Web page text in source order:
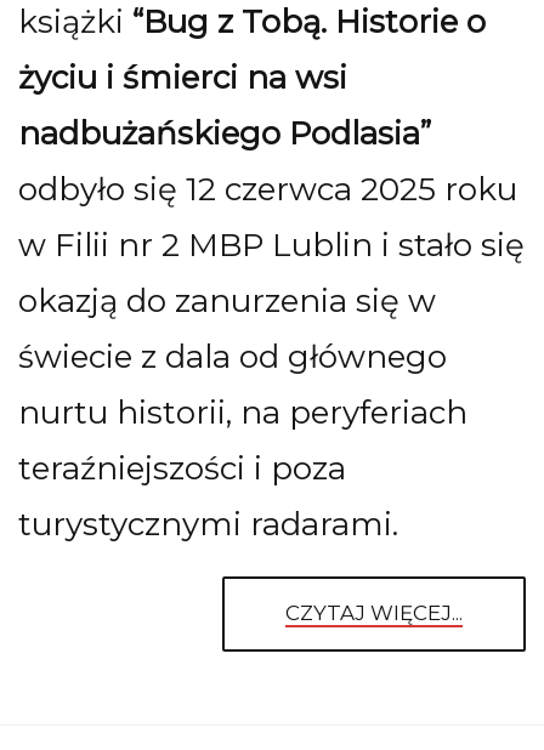
książki “Bug z Tobą. Historie o
życiu i śmierci na wsi
nadbużańskiego Podlasia”
odbyło się 12 czerwca 2025 roku
w Filii nr 2 MBP Lublin i stało się
okazją do zanurzenia się w
świecie z dala od głównego
nurtu historii, na peryferiach
teraźniejszości i poza
turystycznymi radarami.
CZYTAJ WIĘCEJ...